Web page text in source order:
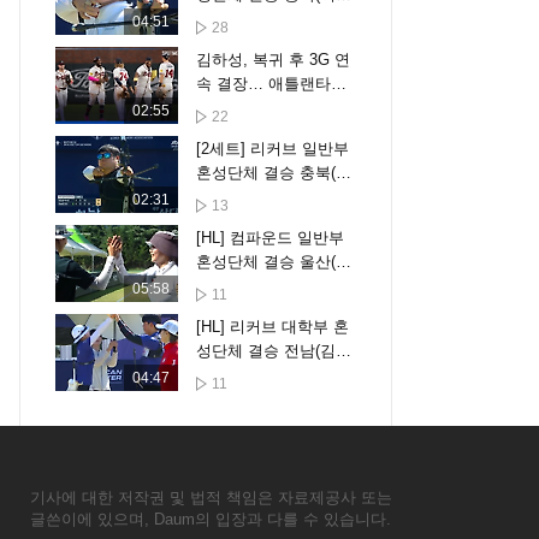
04:51
샘, 박수빈) vs 광주(이
28
02:55
김하성, 복귀 후 3G 연
속 결장… 애틀랜타는
파죽의 8연승 [스포타
22
02:31
[2세트] 리커브 일반부
혼성단체 결승 충북(이
한샘, 박수빈) vs 광주
13
05:58
[HL] 컴파운드 일반부
혼성단체 결승 울산(양
재원, 유희연) vs 제주
11
04:47
[HL] 리커브 대학부 혼
성단체 결승 전남(김다
니엘, 김서하) vs 인천
11
기사에 대한 저작권 및 법적 책임은 자료제공사 또는
글쓴이에 있으며, Daum의 입장과 다를 수 있습니다.